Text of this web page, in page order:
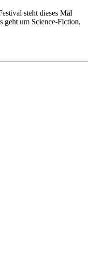
steht dieses Mal
geht um Science-Fiction,